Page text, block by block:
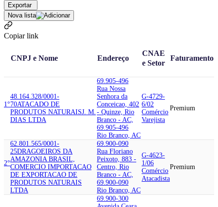
Exportar
Nova lista
Copiar link
CNPJ e Nome Endereço
CNAE
e Setor
Faturamento
1°
48.164.328/0001-
70ATACADO DE
PRODUTOS NATURAISJ. M.
DIAS LTDA
69.905-496
Rua Nossa
Senhora da
Conceicao, 402
- Quinze, Rio
Branco - AC,
69.905-496
Rio Branco, AC
G-4729-
6/02
Comércio
Varejista
Premium
2°
62.801.565/0001-
25DRAGOEIROS DA
AMAZONIA BRASIL,
COMERCIO IMPORTACAO
DE EXPORTACAO DE
PRODUTOS NATURAIS
LTDA
69.900-090
Rua Floriano
Peixoto, 883 -
Centro, Rio
Branco - AC,
69.900-090
Rio Branco, AC
G-4623-
1/06
Comércio
Atacadista
Premium
69.900-300